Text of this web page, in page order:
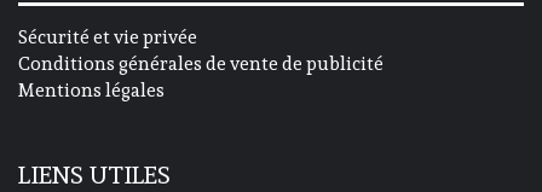
Sécurité et vie privée
Conditions générales de vente de publicité
Mentions légales
LIENS UTILES